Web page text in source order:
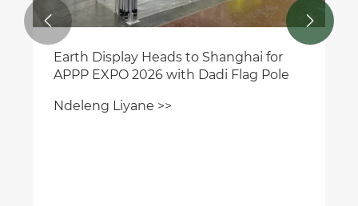
Earth Display Heads to Shanghai for
APPP EXPO 2026 with Dadi Flag Pole
Ndeleng Liyane >>
 